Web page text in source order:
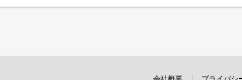
⇒将来の自立した生活や就労を見据え、生活する力や困難を